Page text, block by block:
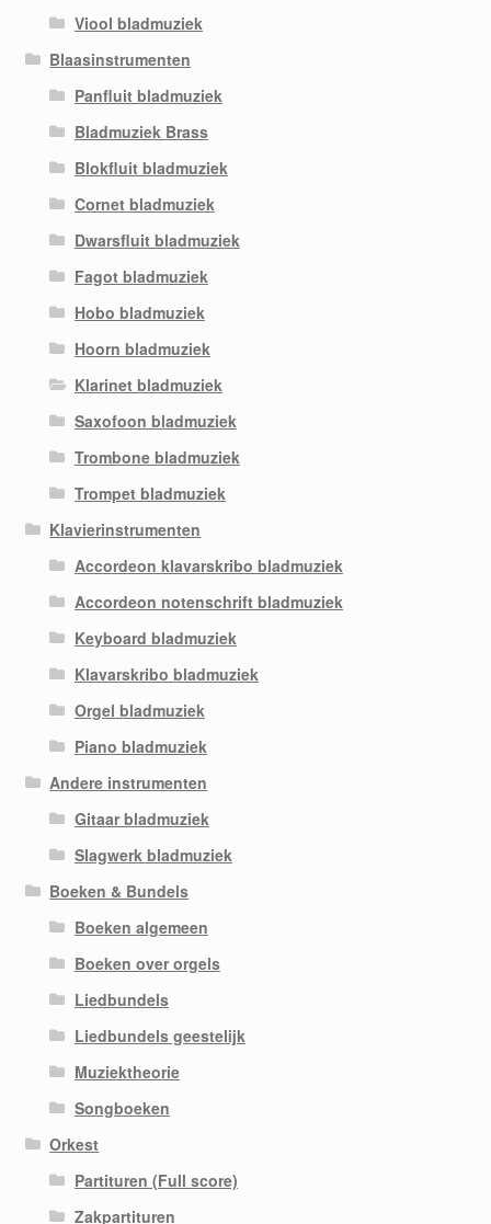
Viool bladmuziek
Blaasinstrumenten
Panfluit bladmuziek
Bladmuziek Brass
Blokfluit bladmuziek
Cornet bladmuziek
Dwarsfluit bladmuziek
Fagot bladmuziek
Hobo bladmuziek
Hoorn bladmuziek
Klarinet bladmuziek
Saxofoon bladmuziek
Trombone bladmuziek
Trompet bladmuziek
Klavierinstrumenten
Accordeon klavarskribo bladmuziek
Accordeon notenschrift bladmuziek
Keyboard bladmuziek
Klavarskribo bladmuziek
Orgel bladmuziek
Piano bladmuziek
Andere instrumenten
Gitaar bladmuziek
Slagwerk bladmuziek
Boeken & Bundels
Boeken algemeen
Boeken over orgels
Liedbundels
Liedbundels geestelijk
Muziektheorie
Songboeken
Orkest
Partituren (Full score)
Zakpartituren